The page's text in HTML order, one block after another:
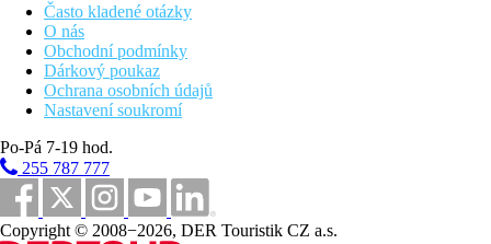
Často kladené otázky
O nás
Obchodní podmínky
Dárkový poukaz
Ochrana osobních údajů
Nastavení soukromí
Po-Pá 7-19 hod.
255 787 777
Copyright © 2008−2026, DER Touristik CZ a.s.